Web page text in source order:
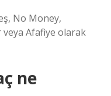
No Money,
Afafiye olarak
ne